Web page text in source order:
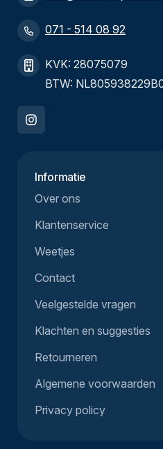
071 - 514 08 92
KVK: 28075079
BTW:
Informatie
Over ons
Klantenservice
Weetjes
Contact
Veelgestelde vragen
Klachten en suggesties
Retourneren
Algemene voorwaarden
Privacy policy